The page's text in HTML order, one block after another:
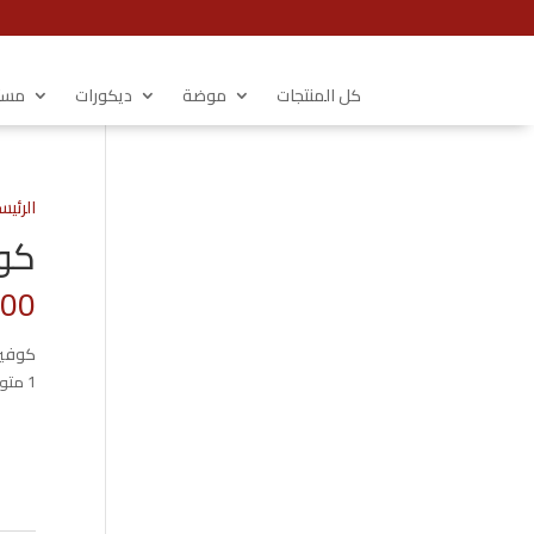
كل المنتجات موضة ديكورات
1 متوفر في المخزون